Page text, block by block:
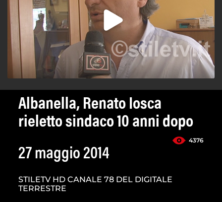
Albanella, Renato Iosca
rieletto sindaco 10 anni dopo
4376
27 maggio 2014
STILETV HD CANALE 78 DEL DIGITALE
TERRESTRE